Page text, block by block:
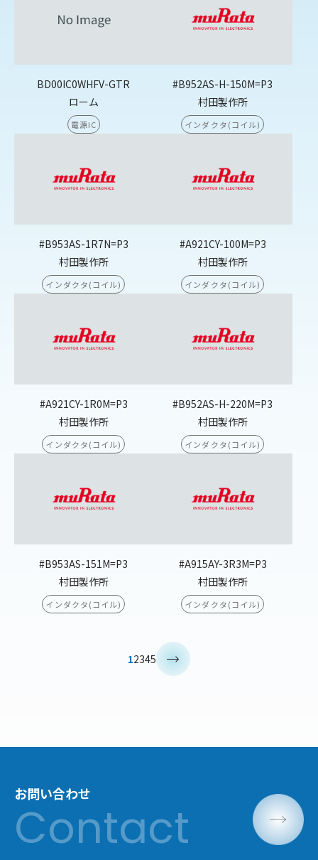
BD00IC0WHFV-GTR
ローム
電源IC
#B952AS-H-150M=P3
村田製作所
インダクタ(コイル)
#B953AS-1R7N=P3
村田製作所
インダクタ(コイル)
#A921CY-100M=P3
村田製作所
インダクタ(コイル)
#A921CY-1R0M=P3
村田製作所
インダクタ(コイル)
#B952AS-H-220M=P3
村田製作所
インダクタ(コイル)
#B953AS-151M=P3
村田製作所
インダクタ(コイル)
#A915AY-3R3M=P3
村田製作所
インダクタ(コイル)
12345
お問い合わせ